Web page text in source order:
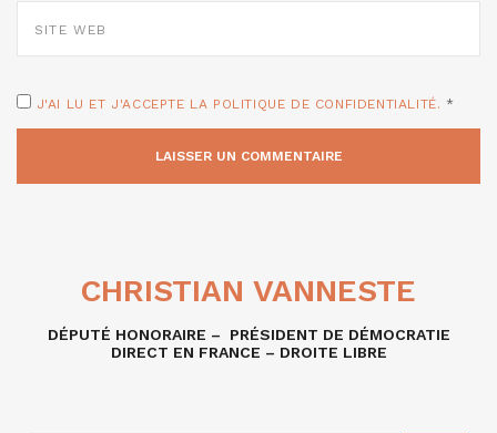
WEB
J'AI LU ET J'ACCEPTE LA POLITIQUE DE CONFIDENTIALITÉ. *
CHRISTIAN VANNESTE
DÉPUTÉ HONORAIRE – PRÉSIDENT DE DÉMOCRATIE
DIRECT EN FRANCE – DROITE LIBRE